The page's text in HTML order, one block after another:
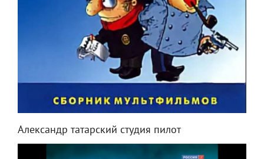
Александр татарский студия пилот